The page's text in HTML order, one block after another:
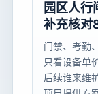
园区人行
补充核
门禁、考勤
只看设备单
后续谁来维